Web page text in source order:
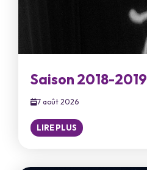
Saison 2018-2019
7 août 2026
LIRE PLUS